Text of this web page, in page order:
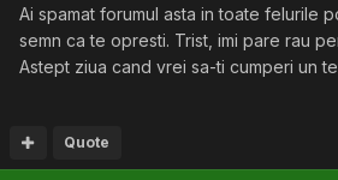
Ai spamat forumul asta in toate felurile
semn ca te opresti. Trist, imi pare rau
Astept ziua cand vrei sa-ti cumperi un
Quote